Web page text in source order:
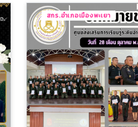
สกร.อำเภอเมืองพะเยา